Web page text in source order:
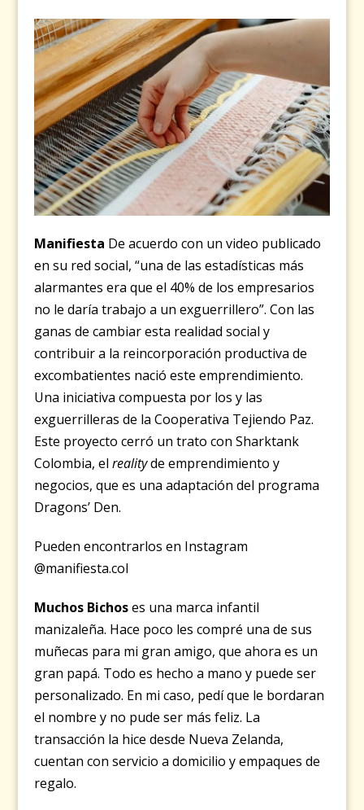
Manifiesta De acuerdo con un video publicado
en su red social, “una de las estadísticas más
alarmantes era que el 40% de los empresarios
no le daría trabajo a un exguerrillero”. Con las
ganas de cambiar esta realidad social y
contribuir a la reincorporación productiva de
excombatientes nació este emprendimiento.
Una iniciativa compuesta por los y las
exguerrilleras de la Cooperativa Tejiendo Paz.
Este proyecto cerró un trato con Sharktank
Colombia, elrealityde emprendimiento y
negocios, que es una adaptación del programa
Dragons’ Den.
Pueden encontrarlos en Instagram
@manifiesta.col
Muchos Bichos es una marca infantil
manizaleña. Hace poco les compré una de sus
muñecas para mi gran amigo, que ahora es un
gran papá. Todo es hecho a mano y puede ser
personalizado. En mi caso, pedí que le bordaran
el nombre y no pude ser más feliz. La
transacción la hice desde Nueva Zelanda,
cuentan con servicio a domicilio y empaques de
regalo.